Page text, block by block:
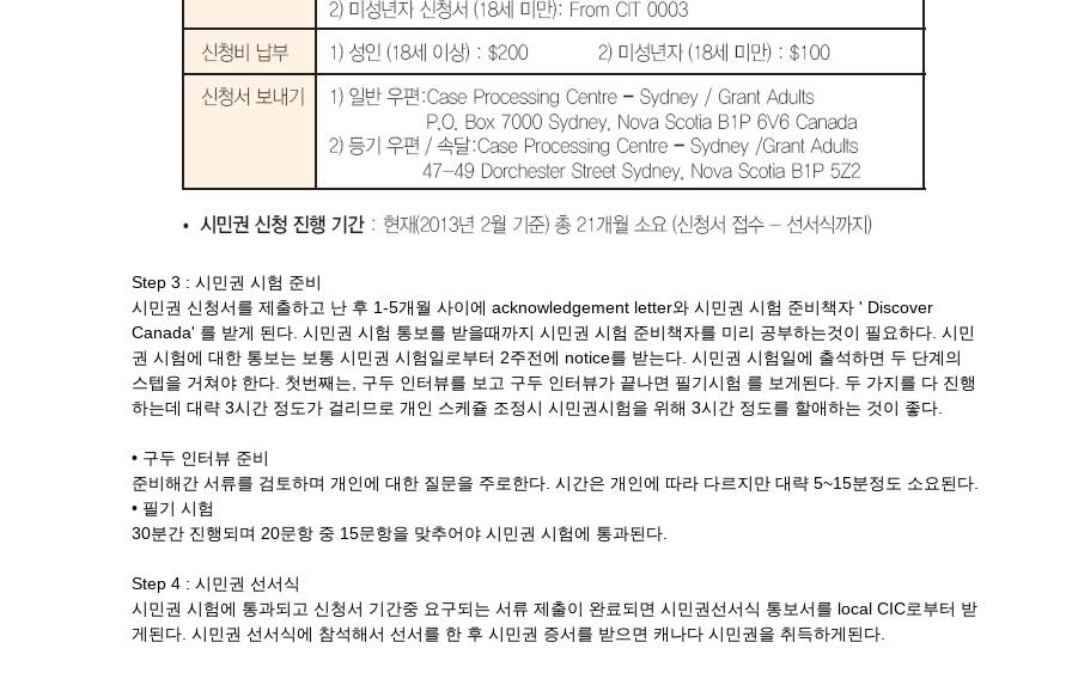
Step 3 : 시민권 시험 준비
시민권 신청서를 제출하고 난 후 1-5개월 사이에 acknowledgement letter와 시민권 시험 준비책자 ' Discover
Canada' 를 받게 된다. 시민권 시험 통보를 받을때까지 시민권 시험 준비책자를 미리 공부하는것이 필요하다. 시민
권 시험에 대한 통보는 보통 시민권 시험일로부터 2주전에 notice를 받는다. 시민권 시험일에 출석하면 두 단계의
스텝을 거쳐야 한다. 첫번째는, 구두 인터뷰를 보고 구두 인터뷰가 끝나면 필기시험 를 보게된다. 두 가지를 다 진행
하는데 대략 3시간 정도가 걸리므로 개인 스케쥴 조정시 시민권시험을 위해 3시간 정도를 할애하는 것이 좋다.
• 구두 인터뷰 준비
준비해간 서류를 검토하며 개인에 대한 질문을 주로한다. 시간은 개인에 따라 다르지만 대략 5~15분정도 소요된다.
• 필기 시험
30분간 진행되며 20문항 중 15문항을 맞추어야 시민권 시험에 통과된다.
Step 4 : 시민권 선서식
시민권 시험에 통과되고 신청서 기간중 요구되는 서류 제출이 완료되면 시민권선서식 통보서를 local CIC로부터 받
게된다. 시민권 선서식에 참석해서 선서를 한 후 시민권 증서를 받으면 캐나다 시민권을 취득하게된다.